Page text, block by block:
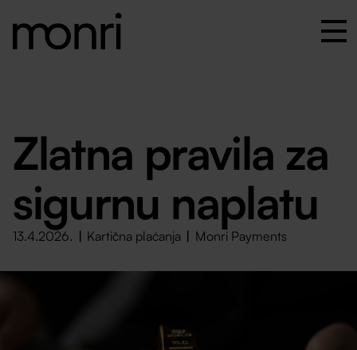
Zlatna pravila za
sigurnu naplatu
13.4.2026. Kartična plaćanja Monri Payments